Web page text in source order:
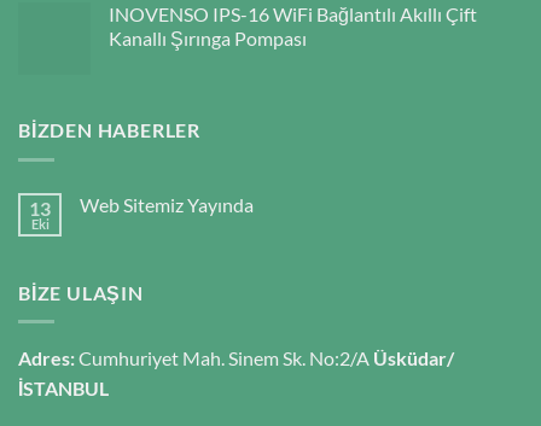
INOVENSO IPS-16 WiFi Bağlantılı Akıllı Çift
Kanallı Şırınga Pompası
BIZDEN HABERLER
13
Eki
Web Sitemiz Yayında
BIZE ULAŞIN
Adres:Cumhuriyet Mah. Sinem Sk. No:2/A Üsküdar/
İSTANBUL